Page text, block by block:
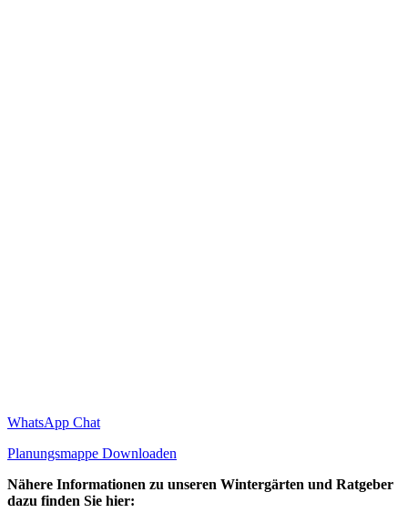
WhatsApp Chat
Planungsmappe Downloaden
Nähere Informationen zu unseren Wintergärten und Ratgeber
dazu finden Sie hier: